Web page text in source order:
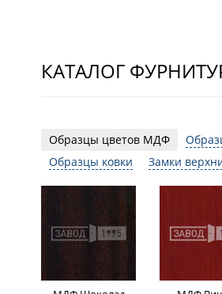
КАТАЛОГ
Образцы цветов МДФ
Образцы ковки
Замки